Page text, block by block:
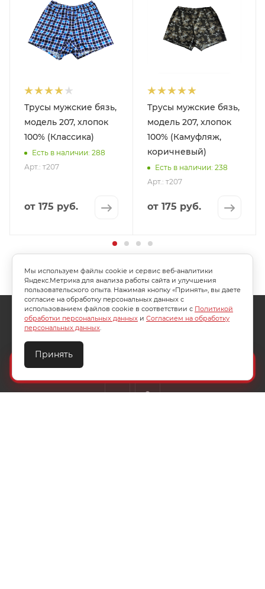
Трусы мужские бязь,
модель 207, хлопок
100% (Классика)
Есть в наличии: 288
Арт.: т207
от 175 руб.
Трусы мужские бязь,
модель 207, хлопок
100% (Камуфляж,
коричневый)
Есть в наличии: 238
Арт.: т207
от 175 руб.
О КОМПАНИИ АКЦИИ КАК КУПИТЬ
УСЛОВИЯ ОПЛАТЫ
ТЕХПОДДЕРЖКА
Мы используем файлы cookie и сервис веб-аналитики
Яндекс.Метрика для анализа работы сайта и улучшения
пользовательского опыта. Нажимая кнопку «Принять», вы даете
согласие на обработку персональных данных с
использованием файлов cookie в соответствии с Политикой
обработки персональных данных и Согласием на обработку
персональных данных.
Принять